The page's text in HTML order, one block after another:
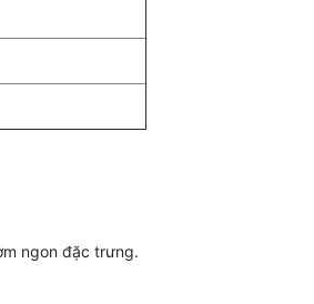
ngon đặc trưng.